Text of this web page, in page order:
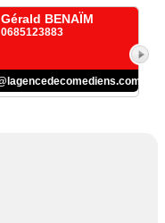
Gérald BENAÏM
0685123883